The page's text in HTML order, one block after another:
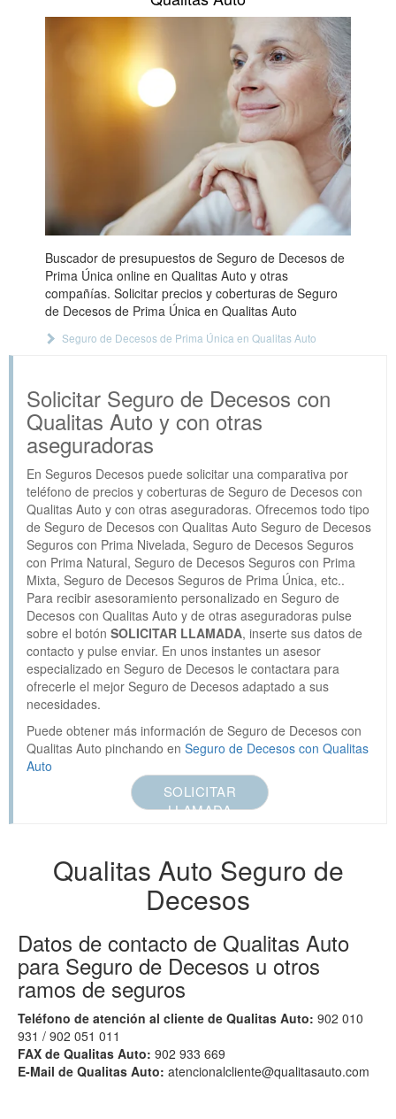
Buscador de presupuestos de Seguro de Decesos de
Prima Única online en Qualitas Auto y otras
compañías. Solicitar precios y coberturas de Seguro
de Decesos de Prima Única en Qualitas Auto
Seguro de Decesos de Prima Única en Qualitas Auto
Solicitar Seguro de Decesos con
Qualitas Auto y con otras
aseguradoras
En Seguros Decesos puede solicitar una comparativa por
teléfono de precios y coberturas de Seguro de Decesos con
Qualitas Auto y con otras aseguradoras. Ofrecemos todo tipo
de Seguro de Decesos con Qualitas Auto Seguro de Decesos
Seguros con Prima Nivelada, Seguro de Decesos Seguros
con Prima Natural, Seguro de Decesos Seguros con Prima
Mixta, Seguro de Decesos Seguros de Prima Única, etc..
Para recibir asesoramiento personalizado en Seguro de
Decesos con Qualitas Auto y de otras aseguradoras pulse
sobre el botón SOLICITAR LLAMADA, inserte sus datos de
contacto y pulse enviar. En unos instantes un asesor
especializado en Seguro de Decesos le contactara para
ofrecerle el mejor Seguro de Decesos adaptado a sus
necesidades.
Puede obtener más información de Seguro de Decesos con
Qualitas Auto pinchando en Seguro de Decesos con Qualitas
Auto
SOLICITAR
LLAMADA
Qualitas Auto Seguro de
Decesos
Datos de contacto de Qualitas Auto
para Seguro de Decesos u otros
ramos de seguros
Teléfono de atención al cliente de Qualitas Auto: 902 010
931 / 902 051 011
FAX de Qualitas Auto: 902 933 669
E-Mail de Qualitas Auto: atencionalcliente@qualitasauto.com